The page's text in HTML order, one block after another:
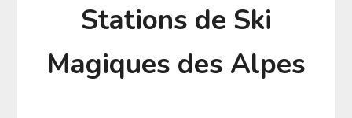
Stations de Ski
Magiques des Alpes